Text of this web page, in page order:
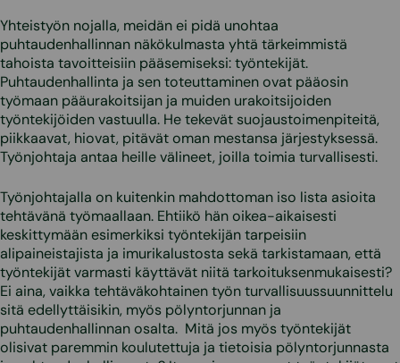
Yhteistyön nojalla, meidän ei pidä unohtaa
puhtaudenhallinnan näkökulmasta yhtä tärkeimmistä
tahoista tavoitteisiin pääsemiseksi: työntekijät.
Puhtaudenhallinta ja sen toteuttaminen ovat pääosin
työmaan pääurakoitsijan ja muiden urakoitsijoiden
työntekijöiden vastuulla. He tekevät suojaustoimenpiteitä,
piikkaavat, hiovat, pitävät oman mestansa järjestyksessä.
Työnjohtaja antaa heille välineet, joilla toimia turvallisesti.
Työnjohtajalla on kuitenkin mahdottoman iso lista asioita
tehtävänä työmaallaan. Ehtiikö hän oikea-aikaisesti
keskittymään esimerkiksi työntekijän tarpeisiin
alipaineistajista ja imurikalustosta sekä tarkistamaan, että
työntekijät varmasti käyttävät niitä tarkoituksenmukaisesti?
Ei aina, vaikka tehtäväkohtainen työn turvallisuussuunnittelu
sitä edellyttäisikin, myös pölyntorjunnan ja
puhtaudenhallinnan osalta. Mitä jos myös työntekijät
olisivat paremmin koulutettuja ja tietoisia pölyntorjunnasta